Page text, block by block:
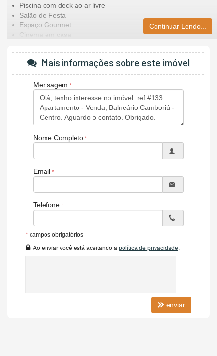
Piscina com deck ao ar livre
Salão de Festa
Espaço Gourmet
Cinema em casa
Sauna
Sala de jogos
Brinquedoteca
Parque infantil
Reaproveitamos de águas pluviais
3 Vagas de garagem sendo 1 livre e 1 simples
Ambientes de área de lazer entregues decorados e
mobiliados
Cruzadas
6º andar do apartamento está localizado na 10ª laje
2 Elevadores sendo um enclausurado
(valor sujeito à alterações sem aviso prévio)
Características do Imóvel
Cozinha
Características do Empreendimento
Sauna
Continuar Lendo...
Mais informações sobre este imóvel
Mensagem
Nome Completo
Email
Telefone
* campos obrigatórios
Ao enviar você está aceitando a política de privacidade
enviar